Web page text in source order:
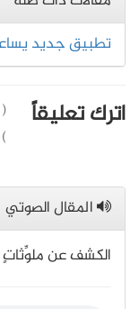
تطبيق جديد
اترك تعليقاً
(
المقال الصوتي
الكشف عن